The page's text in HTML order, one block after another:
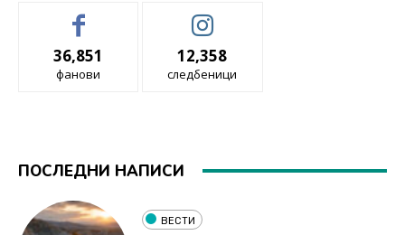
36,851
фанови
12,358
следбеници
ПОСЛЕДНИ НАПИСИ
ВЕСТИ